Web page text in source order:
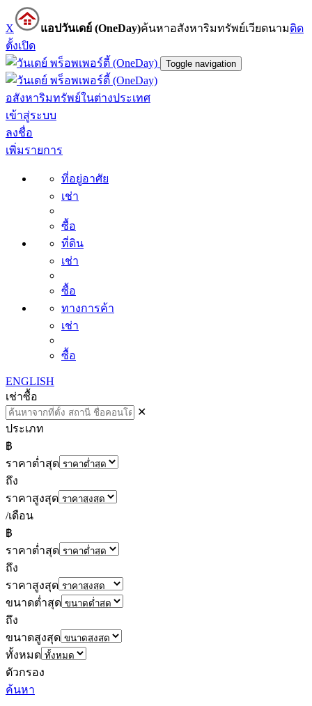
X แอปวันเดย์ (OneDay)ค้นหาอสังหาริมทรัพย์เวียดนามติด
ตั้งเปิด
Toggle navigation
อสังหาริมทรัพย์ในต่างประเทศ
เข้าสู่ระบบ
ลงชื่อ
เพิ่มรายการ
ที่อยู่อาศัย
เช่า
ซื้อ
ที่ดิน
เช่า
ซื้อ
ทางการค้า
เช่า
ซื้อ
ENGLISH
เช่าซื้อ
✕
ประเภท
฿
ราคาต่ำสุด
ถึง
ราคาสูงสุด
/เดือน
฿
ราคาต่ำสุด
ถึง
ราคาสูงสุด
ขนาดต่ำสุด
ถึง
ขนาดสูงสุด
ทั้งหมด
ตัวกรอง
ค้นหา